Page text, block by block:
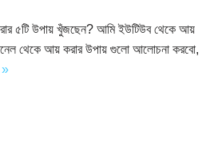
৫টি উপায় খুঁজছেন? আমি ইউটিউব থেকে আয়
থেকে আয় করার উপায় গুলো আলোচনা করবো,